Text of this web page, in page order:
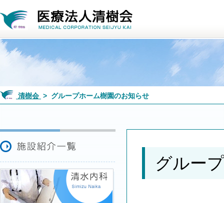
清樹会 > グループホーム樹園のお知らせ
グルー